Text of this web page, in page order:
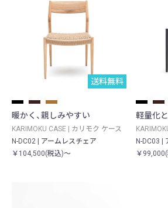
送料無料
暖かく、親しみやすい
KARIMOKU CASE | カリモク ケース
N-DC02 | アームレスチェア
￥104,500(税込)～
軽量化
N-DC03 |
￥